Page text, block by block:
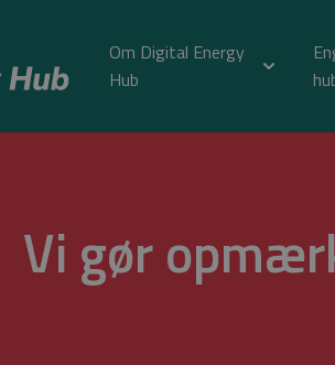
Om Digital Energy
Hub
Vi gør